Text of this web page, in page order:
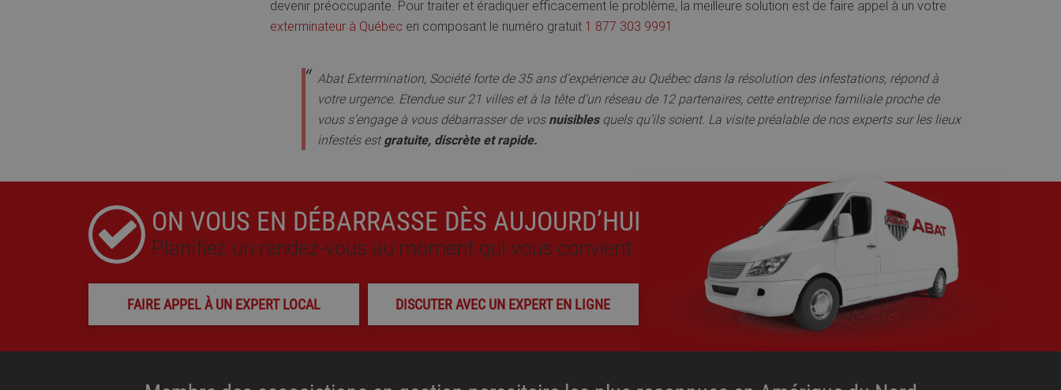
devenir préoccupante. Pour traiter et éradiquer efficacement le problème, la meilleure solution est de faire appel à un votre
exterminateur à Québec en composant le numéro gratuit 1 877 303 9991
Abat Extermination, Société forte de 35 ans d’expérience au Québec dans la résolution des infestations, répond à
votre urgence. Etendue sur 21 villes et à la tête d’un réseau de 12 partenaires, cette entreprise familiale proche de
vous s’engage à vous débarrasser de vos nuisiblesquels qu’ils soient. La visite préalable de nos experts sur les lieux
infestés est gratuite, discrète et rapide.
ON VOUS EN DÉBARRASSE DÈS AUJOURD’HUI
Planifiez un rendez-vous au moment qui vous convient
FAIRE APPEL À UN EXPERT LOCAL DISCUTER AVEC UN EXPERT EN LIGNE